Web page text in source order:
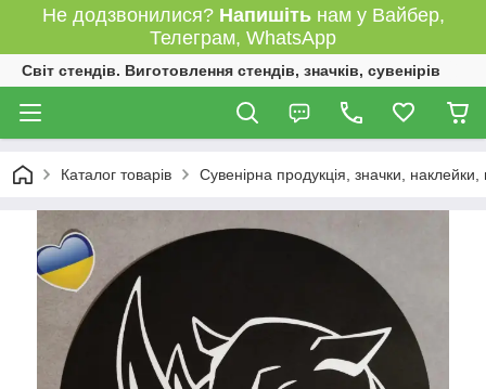
Не додзвонилися? Напишітьнам у Вайбер,
Телеграм, WhatsApp
Світ стендів. Виготовлення стендів, значків, сувенірів
Каталог товарів Сувенірна продукція, значки, наклейки,